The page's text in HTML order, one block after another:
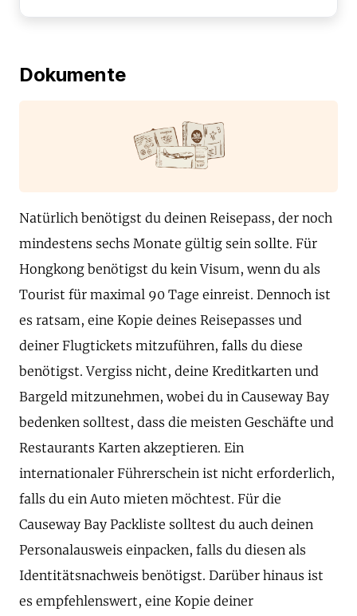
Dokumente
Natürlich benötigst du deinen Reisepass, der noch
mindestens sechs Monate gültig sein sollte. Für
Hongkong benötigst du kein Visum, wenn du als
Tourist für maximal 90 Tage einreist. Dennoch ist
es ratsam, eine Kopie deines Reisepasses und
deiner Flugtickets mitzuführen, falls du diese
benötigst. Vergiss nicht, deine Kreditkarten und
Bargeld mitzunehmen, wobei du in Causeway Bay
bedenken solltest, dass die meisten Geschäfte und
Restaurants Karten akzeptieren. Ein
internationaler Führerschein ist nicht erforderlich,
falls du ein Auto mieten möchtest. Für die
Causeway Bay Packliste solltest du auch deinen
Personalausweis einpacken, falls du diesen als
Identitätsnachweis benötigst. Darüber hinaus ist
es empfehlenswert, eine Kopie deiner